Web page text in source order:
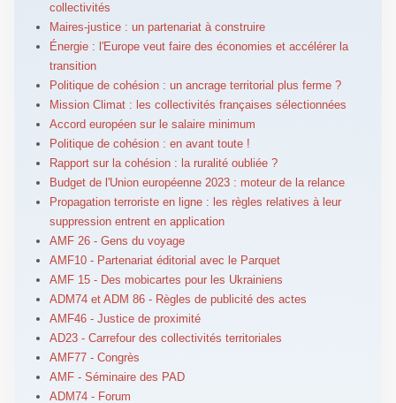
collectivités
Maires-justice : un partenariat à construire
Énergie : l'Europe veut faire des économies et accélérer la
transition
Politique de cohésion : un ancrage territorial plus ferme ?
Mission Climat : les collectivités françaises sélectionnées
Accord européen sur le salaire minimum
Politique de cohésion : en avant toute !
Rapport sur la cohésion : la ruralité oubliée ?
Budget de l'Union européenne 2023 : moteur de la relance
Propagation terroriste en ligne : les règles relatives à leur
suppression entrent en application
AMF 26 - Gens du voyage
AMF10 - Partenariat éditorial avec le Parquet
AMF 15 - Des mobicartes pour les Ukrainiens
ADM74 et ADM 86 - Règles de publicité des actes
AMF46 - Justice de proximité
AD23 - Carrefour des collectivités territoriales
AMF77 - Congrès
AMF - Séminaire des PAD
ADM74 - Forum